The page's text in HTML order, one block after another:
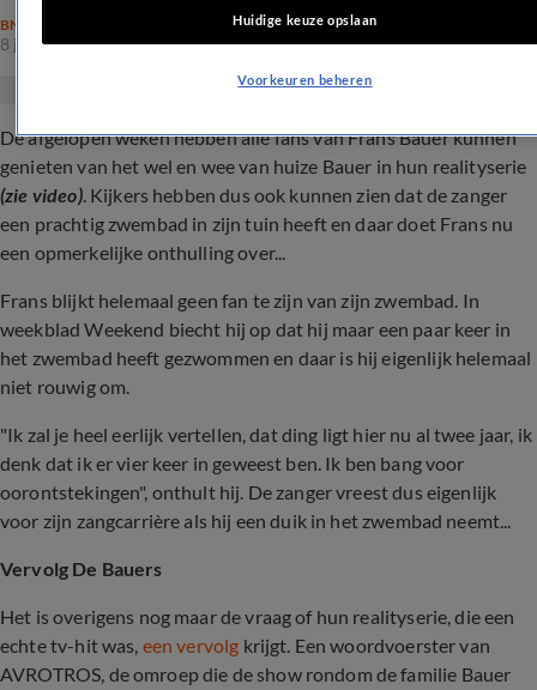
BN'ERS
8 juni 2024, 15:00
De afgelopen weken hebben alle fans van Frans Bauer kunnen
genieten van het wel en wee van huize Bauer in hun realityserie
(zie video). Kijkers hebben dus ook kunnen zien dat de zanger
een prachtig zwembad in zijn tuin heeft en daar doet Frans nu
een opmerkelijke onthulling over...
Frans blijkt helemaal geen fan te zijn van zijn zwembad. In
weekblad Weekend biecht hij op dat hij maar een paar keer in
het zwembad heeft gezwommen en daar is hij eigenlijk helemaal
niet rouwig om.
"Ik zal je heel eerlijk vertellen, dat ding ligt hier nu al twee jaar, ik
denk dat ik er vier keer in geweest ben. Ik ben bang voor
oorontstekingen", onthult hij. De zanger vreest dus eigenlijk
voor zijn zangcarrière als hij een duik in het zwembad neemt...
Vervolg De Bauers
Het is overigens nog maar de vraag of hun realityserie, die een
echte tv-hit was, een vervolg krijgt. Een woordvoerster van
AVROTROS, de omroep die de show rondom de familie Bauer
Huidige keuze opslaan
Voorkeuren beheren